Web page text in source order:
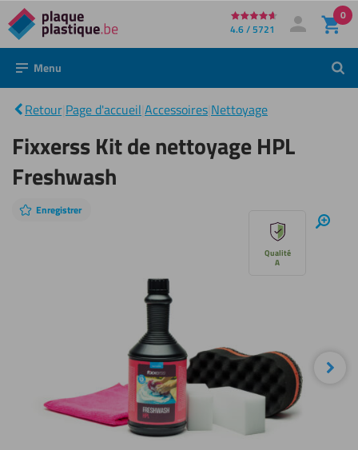
Directement
au
contenu
4.6 / 5721 Mon compte
Se connecter
0
Menu
Retour Page d'accueil Accessoires Nettoyage
Fixxerss
nettoyage
HPL
Freshwash
Fixxerss Kit de nettoyage HPL
Freshwash
Enregistrer
Zoom
Qualité
A